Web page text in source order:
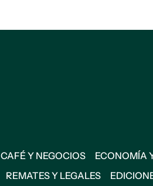
CAFÉ Y NEGOCIOS ECONOMÍA
REMATES Y LEGALES